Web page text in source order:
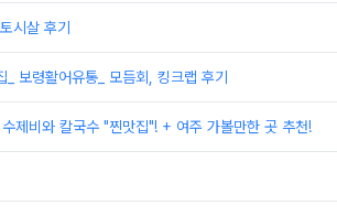
시살 후기
보령활어유통_ 모듬회, 킹크랩 후기
제비와 칼국수 "찐맛집"! + 여주 가볼만한 곳 추천!